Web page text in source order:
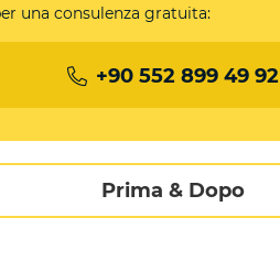
una consulenza gratuita:
+90 552 899 49 92
Prima & Dopo